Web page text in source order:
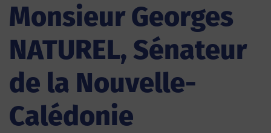
Monsieur Georges
NATUREL, Sénateur
de la Nouvelle-
Calédonie